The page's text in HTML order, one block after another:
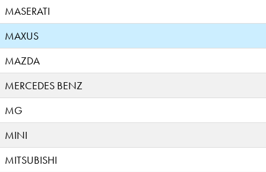
MASERATI
MAXUS
MAZDA
MERCEDES BENZ
MG
MINI
MITSUBISHI